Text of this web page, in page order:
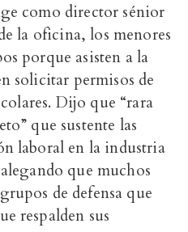
como director sénior
la oficina, los menores
porque asisten a la
solicitar permisos de
Dijo que “rara
que sustente las
laboral en la industria
que muchos
de defensa que
respalden sus